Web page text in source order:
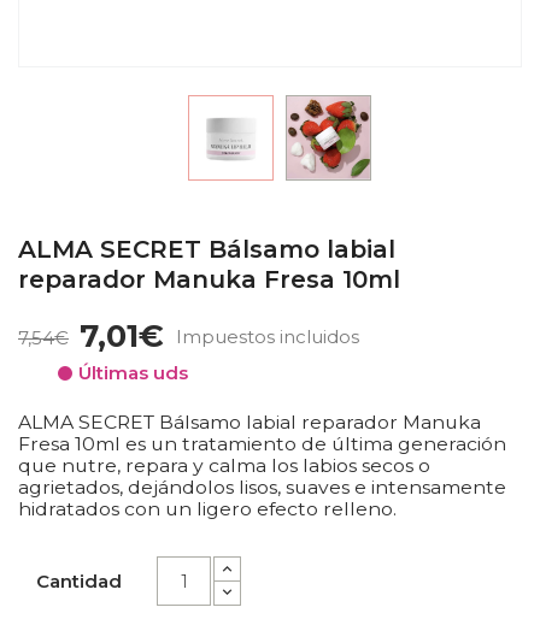
ALMA SECRET Bálsamo labial
reparador Manuka Fresa 10ml
7,54€ 7,01€
Impuestos incluidos
Últimas uds
ALMA SECRET Bálsamo labial reparador Manuka
Fresa 10ml es un tratamiento de última generación
que nutre, repara y calma los labios secos o
agrietados, dejándolos lisos, suaves e intensamente
hidratados con un ligero efecto relleno.
Cantidad